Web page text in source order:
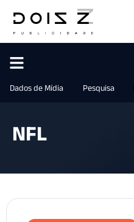
Dados de Mídia Pesquisa
NFL